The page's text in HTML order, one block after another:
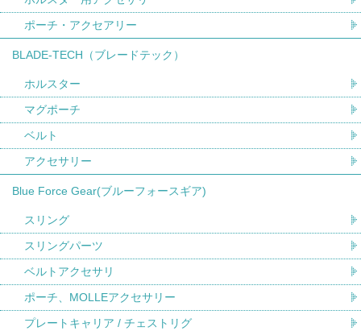
ポーチ・アクセアリー
BLADE-TECH（ブレードテック）
ホルスター
マグポーチ
ベルト
アクセサリー
Blue Force Gear(ブルーフォースギア)
スリング
スリングパーツ
ベルトアクセサリ
ポーチ、MOLLEアクセサリー
プレートキャリア / チェストリグ